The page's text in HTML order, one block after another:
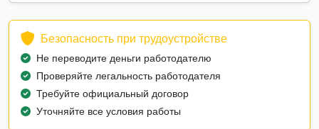
Безопасность при трудоустройстве
Не переводите деньги работодателю
Проверяйте легальность работодателя
Требуйте официальный договор
Уточняйте все условия работы